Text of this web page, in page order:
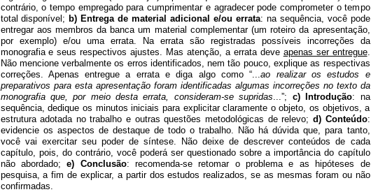
contrário, o tempo empregado para cumprimentar e agradecer pode comprometer o tempo
total disponível; b) Entrega de material adicional e/ou errata: na sequência, você pode
entregar aos membros da banca um material complementar (um roteiro da apresentação,
por exemplo) e/ou uma errata. Na errata são registradas possíveis incorreções da
monografia e seus respectivos ajustes. Mas atenção, a errata deve apenas ser entregue.
Não mencione verbalmente os erros identificados, nem tão pouco, explique as respectivas
correções. Apenas entregue a errata e diga algo como “...ao realizar os estudos e
preparativos para esta apresentação foram identificadas algumas incorreções no texto da
monografia que, por meio desta errata, consideram-se supridas ...”; c) Introdução: na
sequência, dedique os minutos iniciais para explicitar claramente o objeto, os objetivos, a
estrutura adotada no trabalho e outras questões metodológicas de relevo; d) Conteúdo:
evidencie os aspectos de destaque de todo o trabalho. Não há dúvida que, para tanto,
você vai exercitar seu poder de síntese. Não deixe de descrever conteúdos de cada
capítulo, pois, do contrário, você poderá ser questionado sobre a importância do capítulo
não abordado;e) Conclusão: recomenda-se retomar o problema e as hipóteses de
pesquisa, a fim de explicar, a partir dos estudos realizados, se as mesmas foram ou não
confirmadas.